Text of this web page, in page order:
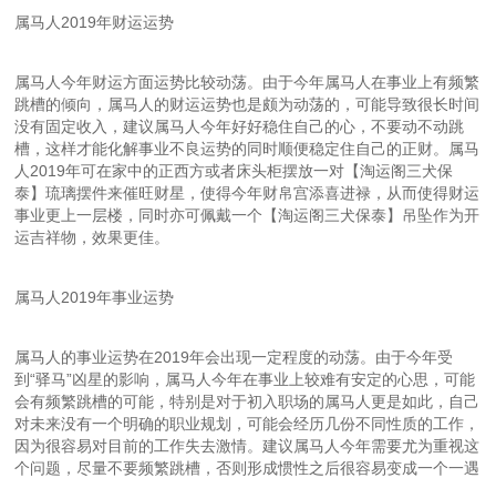
属马人2019年财运运势
属马人今年财运方面运势比较动荡。由于今年属马人在事业上有频繁
跳槽的倾向，属马人的财运运势也是颇为动荡的，可能导致很长时间
没有固定收入，建议属马人今年好好稳住自己的心，不要动不动跳
槽，这样才能化解事业不良运势的同时顺便稳定住自己的正财。属马
人2019年可在家中的正西方或者床头柜摆放一对【淘运阁三犬保
泰】琉璃摆件来催旺财星，使得今年财帛宫添喜进禄，从而使得财运
事业更上一层楼，同时亦可佩戴一个【淘运阁三犬保泰】吊坠作为开
运吉祥物，效果更佳。
属马人2019年事业运势
属马人的事业运势在2019年会出现一定程度的动荡。由于今年受
到“驿马”凶星的影响，属马人今年在事业上较难有安定的心思，可能
会有频繁跳槽的可能，特别是对于初入职场的属马人更是如此，自己
对未来没有一个明确的职业规划，可能会经历几份不同性质的工作，
因为很容易对目前的工作失去激情。建议属马人今年需要尤为重视这
个问题，尽量不要频繁跳槽，否则形成惯性之后很容易变成一个一遇